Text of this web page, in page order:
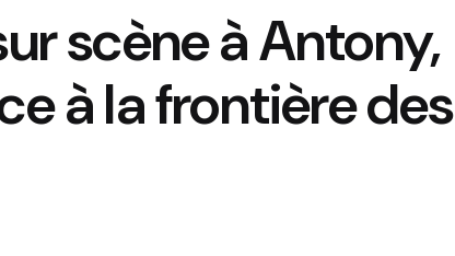
scène à Antony,
à la frontière des